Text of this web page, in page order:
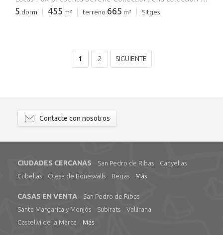
5 dorm 455 m² terreno 665 m² Sitges
1 2 SIGUIENTE
Contacte con nosotros
CIUDADES CERCANAS San Pedro de Ribas
Canyellas
Cubellas
Olesa de Bonesvalls Begas Más
CASAS EN VENTA
San Pedro de Ribas
Santa Margarita y Monjós
Subirats
Vallirana
Castellví de la Marca
Más